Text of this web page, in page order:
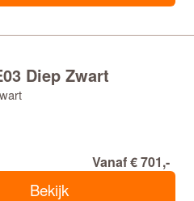
Diep Zwart
Vanaf € 701,-
Bekijk